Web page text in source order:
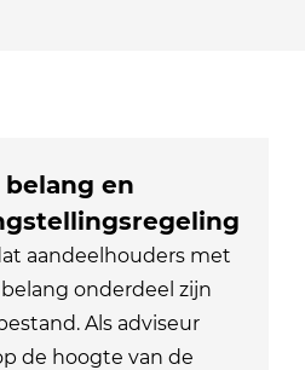
en
aandeelhouders met
onderdeel zijn
Als adviseur
de hoogte van de